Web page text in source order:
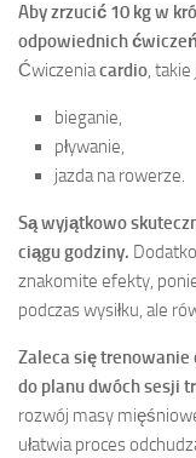
Aby zrzucić 10 kg w
odpowiednich
Ćwiczeniacardio, takie
bieganie,
pływanie,
jazda na rowerze.
Są wyjątkowo
ciągu godziny.
znakomite efekty,
podczas wysiłku, ale
Zaleca się trenowanie
do planu dwóch sesji
rozwój masy
ułatwia proces